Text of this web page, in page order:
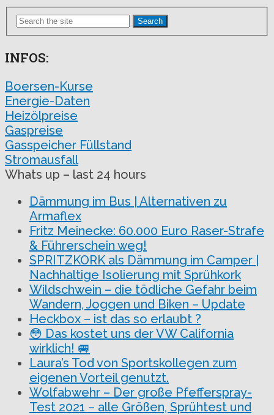
Search
INFOS:
Boersen-Kurse
Energie-Daten
Heizölpreise
Gaspreise
Gasspeicher Füllstand
Stromausfall
Whats up – last 24 hours
Dämmung im Bus | Alternativen zu
Armaflex
Fritz Meinecke: 60.000 Euro Raser-Strafe
& Führerschein weg!
SPRITZKORK als Dämmung im Camper |
Nachhaltige Isolierung mit Sprühkork
Wildschwein – die tödliche Gefahr beim
Wandern, Joggen und Biken – Update
Heckbox – ist das so erlaubt ?
😳 Das kostet uns der VW California
wirklich! 🚐
Laura’s Tod von Sportskollegen zum
eigenen Vorteil genutzt.
Wolfabwehr – Der große Pfefferspray-
Test 2021 – alle Größen, Sprühtest und